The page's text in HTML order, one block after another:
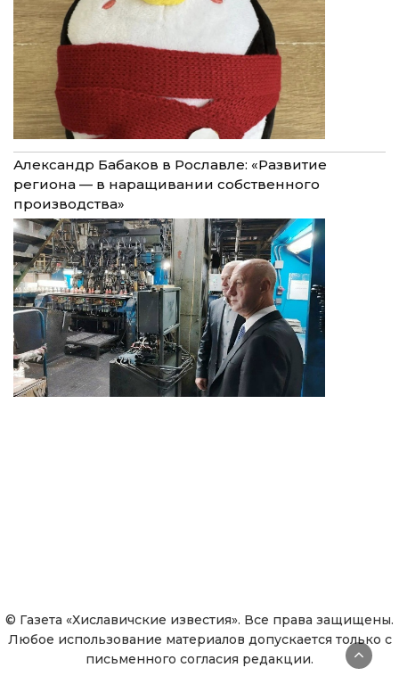
Александр Бабаков в Рославле: «Развитие
региона — в наращивании собственного
производства»
© Газета «Хиславичские известия». Все права защищены.
Любое использование материалов допускается только с
письменного согласия редакции.